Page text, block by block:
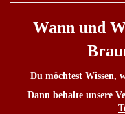
Wann und
Du möchtest Wissen,
Dann behalte unsere